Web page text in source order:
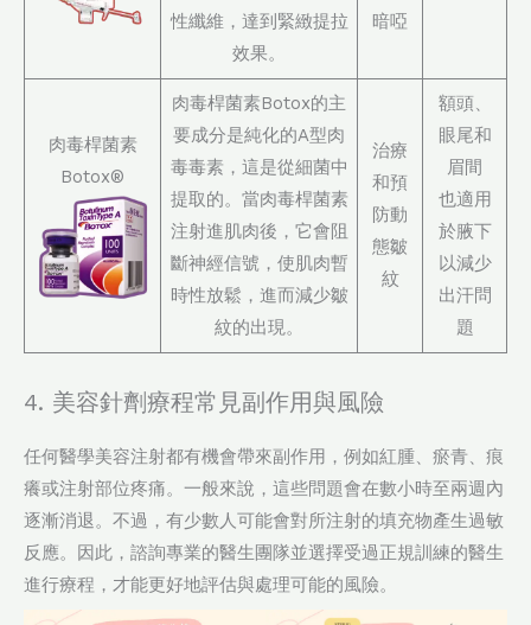
性纖維，達到緊緻提拉
效果。
暗啞
肉毒桿菌素
Botox®
肉毒桿菌素Botox的主
要成分是純化的A型肉
毒毒素，這是從細菌中
提取的。當肉毒桿菌素
注射進肌肉後，它會阻
斷神經信號，使肌肉暫
時性放鬆，進而減少皺
紋的出現。
治療
和預
防動
態皺
紋
額頭、
眼尾和
眉間
也適用
於腋下
以減少
出汗問
題
4. 美容針劑療程常見副作用與風險
任何醫學美容注射都有機會帶來副作用，例如紅腫、瘀青、痕
癢或注射部位疼痛。一般來說，這些問題會在數小時至兩週內
逐漸消退。不過，有少數人可能會對所注射的填充物產生過敏
反應。因此，諮詢專業的醫生團隊並選擇受過正規訓練的醫生
進行療程，才能更好地評估與處理可能的風險。